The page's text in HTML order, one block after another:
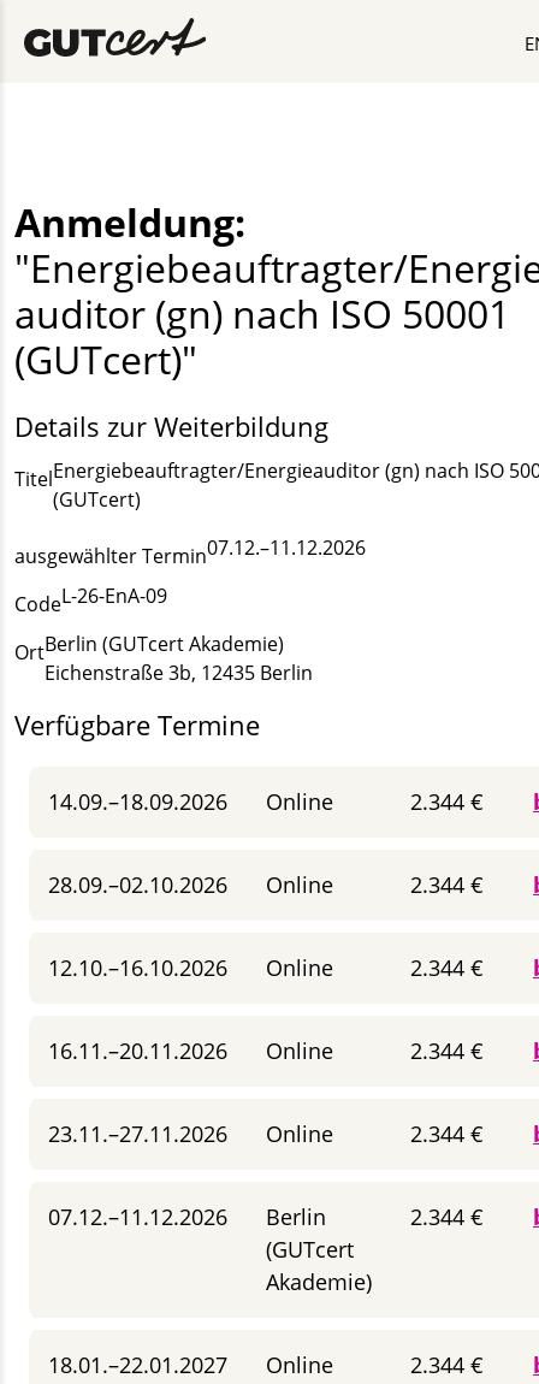
Anmeldung:
"Energie­beauftragter/
auditor (gn) nach ISO 50001
(GUTcert)"
Details zur Weiterbildung
TitelEnergie­beauftragter/Energie­auditor (gn) nach ISO
(GUTcert)
ausgewählter Termin07.12.–11.12.2026
CodeL-26-EnA-09
OrtBerlin (GUTcert Akademie)
Eichenstraße 3b, 12435 Berlin
Verfügbare Termine
14.09.–18.09.2026 Online 2.344 €
28.09.–02.10.2026 Online 2.344 €
12.10.–16.10.2026 Online 2.344 €
16.11.–20.11.2026 Online 2.344 €
23.11.–27.11.2026 Online 2.344 €
07.12.–11.12.2026
Berlin
(GUTcert
Akademie)
2.344 €
18.01.–22.01.2027 Online 2.344 €